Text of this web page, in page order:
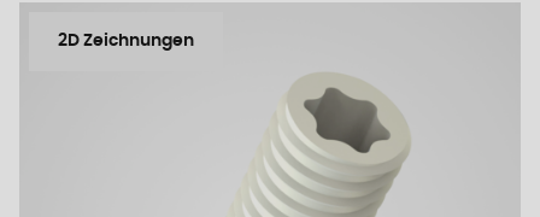
2D Zeichnungen